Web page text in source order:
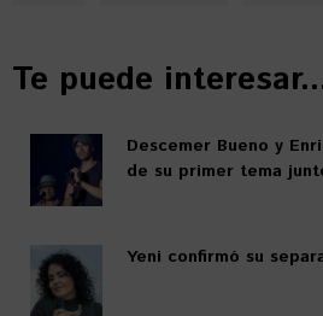
Te puede
Descemer Bueno y
de su primer tema
Yeni confirmó su